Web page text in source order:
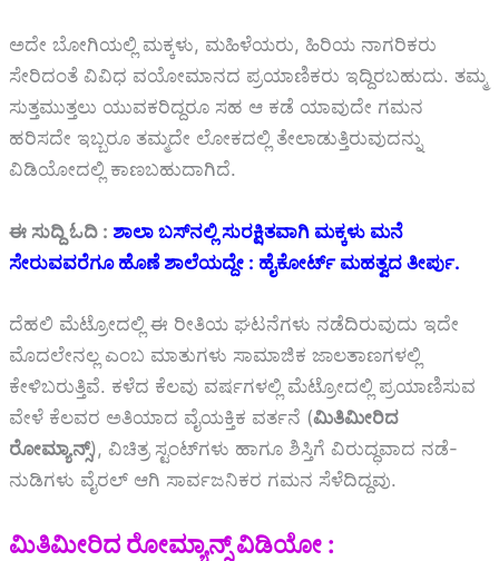
ಅದೇ ಬೋಗಿಯಲ್ಲಿ ಮಕ್ಕಳು, ಮಹಿಳೆಯರು, ಹಿರಿಯ ನಾಗರಿಕರು
ಸೇರಿದಂತೆ ವಿವಿಧ ವಯೋಮಾನದ ಪ್ರಯಾಣಿಕರು ಇದ್ದಿರಬಹುದು. ತಮ್ಮ
ಸುತ್ತಮುತ್ತಲು ಯುವಕರಿದ್ದರೂ ಸಹ ಆ ಕಡೆ ಯಾವುದೇ ಗಮನ
ಹರಿಸದೇ ಇಬ್ಬರೂ ತಮ್ಮದೇ ಲೋಕದಲ್ಲಿ ತೇಲಾಡುತ್ತಿರುವುದನ್ನು
ವಿಡಿಯೋದಲ್ಲಿ ಕಾಣಬಹುದಾಗಿದೆ.
ಈ ಸುದ್ದಿ ಓದಿ : ಶಾಲಾ ಬಸ್‌ನಲ್ಲಿ ಸುರಕ್ಷಿತವಾಗಿ ಮಕ್ಕಳು ಮನೆ
ಸೇರುವವರೆಗೂ ಹೊಣೆ ಶಾಲೆಯದ್ದೇ : ಹೈಕೋರ್ಟ್ ಮಹತ್ವದ ತೀರ್ಪು.
ದೆಹಲಿ ಮೆಟ್ರೋದಲ್ಲಿ ಈ ರೀತಿಯ ಘಟನೆಗಳು ನಡೆದಿರುವುದು ಇದೇ
ಮೊದಲೇನಲ್ಲ ಎಂಬ ಮಾತುಗಳು ಸಾಮಾಜಿಕ ಜಾಲತಾಣಗಳಲ್ಲಿ
ಕೇಳಿಬರುತ್ತಿವೆ. ಕಳೆದ ಕೆಲವು ವರ್ಷಗಳಲ್ಲಿ ಮೆಟ್ರೋದಲ್ಲಿ ಪ್ರಯಾಣಿಸುವ
ವೇಳೆ ಕೆಲವರ ಅತಿಯಾದ ವೈಯಕ್ತಿಕ ವರ್ತನೆ (ಮಿತಿಮೀರಿದ
ರೋಮ್ಯಾನ್ಸ್), ವಿಚಿತ್ರ ಸ್ಟಂಟ್‌ಗಳು ಹಾಗೂ ಶಿಸ್ತಿಗೆ ವಿರುದ್ಧವಾದ ನಡೆ-
ನುಡಿಗಳು ವೈರಲ್ ಆಗಿ ಸಾರ್ವಜನಿಕರ ಗಮನ ಸೆಳೆದಿದ್ದವು.
ಮಿತಿಮೀರಿದ ರೋಮ್ಯಾನ್ಸ್ ವಿಡಿಯೋ :